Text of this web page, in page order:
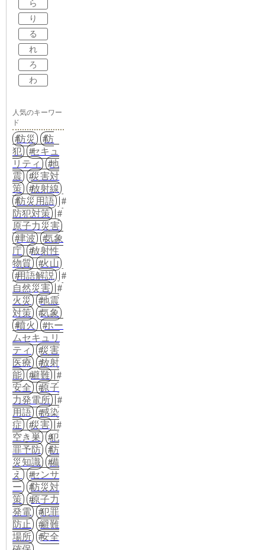
ら
り
る
れ
ろ
わ
人気のキーワー
ド
防災
防
犯
セキュ
リティ
地
震
災害対
策
放射線
防災用語
防犯対策
原子力災害
津波
気象
庁
放射性
物質
火山
用語解説
自然災害
火災
地震
対策
気象
噴火
ホー
ムセキュリ
ティ
災害
医療
放射
能
避難
安全
原子
力発電所
用語
感染
症
災害
空き巣
犯
罪予防
防
災知識
備
え
センサ
ー
防災対
策
原子力
発電
犯罪
防止
避難
場所
安全